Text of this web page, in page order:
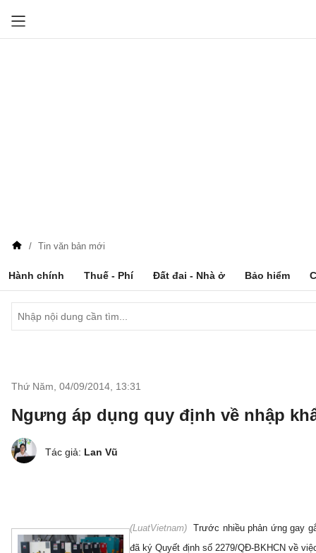
Tin văn bản mới
Hành chính Thuế - Phí Đất đai - Nhà ở Bảo hiểm
Thứ Năm, 04/09/2014 13:31
Ngưng áp dụng quy định về nhập
Tác giả: Lan Vũ
(LuatVietnam) Trước nhiều phản ứng gay
đã ký Quyết định số 2279/QĐ-BKHCN về